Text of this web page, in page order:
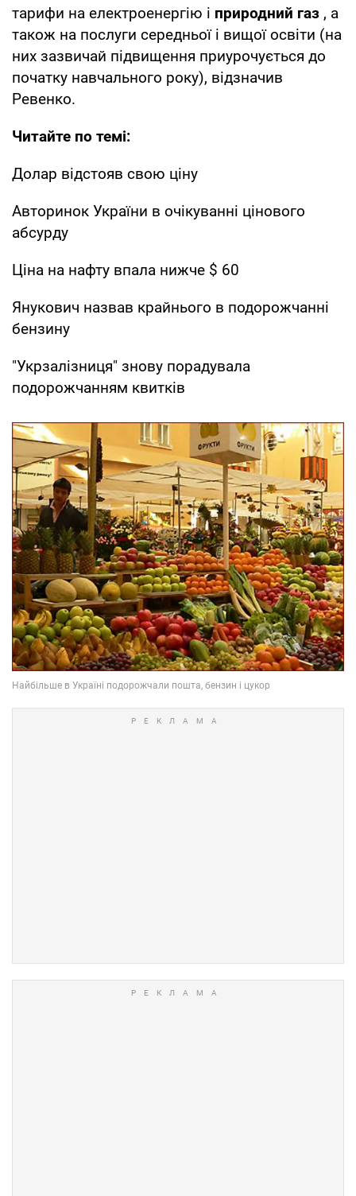
тарифи на електроенергію і природний газ , а
також на послуги середньої і вищої освіти (на
них зазвичай підвищення приурочується до
початку навчального року), відзначив
Ревенко.
Читайте по темі:
Долар відстояв свою ціну
Авторинок України в очікуванні цінового
абсурду
Ціна на нафту впала нижче $ 60
Янукович назвав крайнього в подорожчанні
бензину
"Укрзалізниця" знову порадувала
подорожчанням квитків